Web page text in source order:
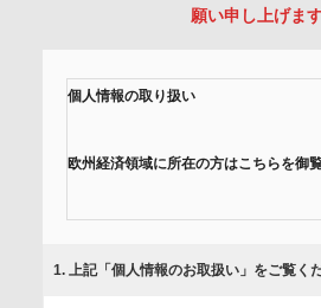
願い申し上げます
個人情報の取り扱い
欧州経済領域に所在の方はこちらを御覧
組みを行っています。
1. 上記「個人情報のお取扱い」をご覧く